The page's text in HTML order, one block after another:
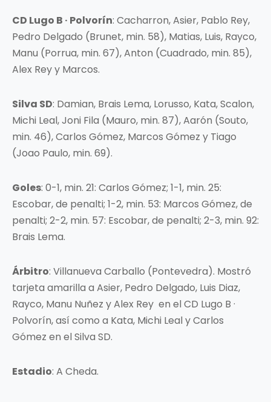
CD Lugo B · Polvorín: Cacharron, Asier, Pablo Rey,
Pedro Delgado (Brunet, min. 58), Matias, Luis, Rayco,
Manu (Porrua, min. 67), Anton (Cuadrado, min. 85),
Alex Rey y Marcos.
Silva SD: Damian, Brais Lema, Lorusso, Kata, Scalon,
Michi Leal, Joni Fila (Mauro, min. 87), Aarón (Souto,
min. 46), Carlos Gómez, Marcos Gómez y Tiago
(Joao Paulo, min. 69).
Goles: 0-1, min. 21: Carlos Gómez; 1-1, min. 25:
Escobar, de penalti; 1-2, min. 53: Marcos Gómez, de
penalti; 2-2, min. 57: Escobar, de penalti; 2-3, min. 92:
Brais Lema.
Árbitro: Villanueva Carballo (Pontevedra). Mostró
tarjeta amarilla a Asier, Pedro Delgado, Luis Diaz,
Rayco, Manu Nuñez y Alex Rey en el CD Lugo B ·
Polvorín, así como a Kata, Michi Leal y Carlos
Gómez en el Silva SD.
Estadio: A Cheda.